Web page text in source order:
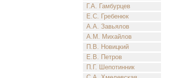
Г.А. Гамбурцев
Е.С. Гребенюк
А.А. Завьялов
А.М. Михайлов
П.В. Новицкий
Е.В. Петров
П.Г. Шепотинник